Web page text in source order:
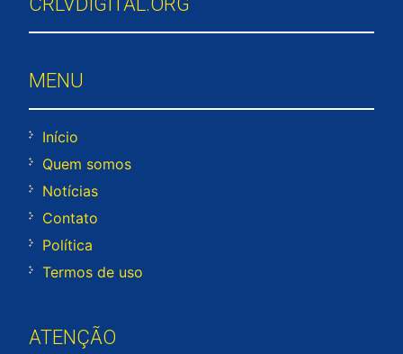
MENU
Início
Quem somos
Notícias
Contato
Política
Termos de uso
ATENÇÃO